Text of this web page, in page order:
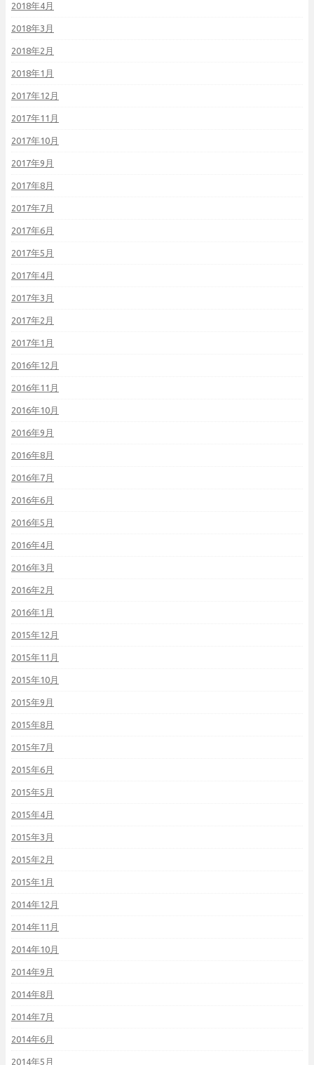
2018年4月
2018年3月
2018年2月
2018年1月
2017年12月
2017年11月
2017年10月
2017年9月
2017年8月
2017年7月
2017年6月
2017年5月
2017年4月
2017年3月
2017年2月
2017年1月
2016年12月
2016年11月
2016年10月
2016年9月
2016年8月
2016年7月
2016年6月
2016年5月
2016年4月
2016年3月
2016年2月
2016年1月
2015年12月
2015年11月
2015年10月
2015年9月
2015年8月
2015年7月
2015年6月
2015年5月
2015年4月
2015年3月
2015年2月
2015年1月
2014年12月
2014年11月
2014年10月
2014年9月
2014年8月
2014年7月
2014年6月
2014年5月